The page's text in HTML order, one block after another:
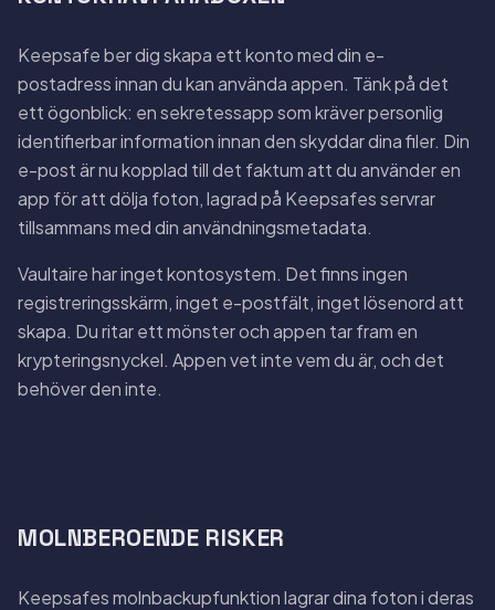
Keepsafe ber dig skapa ett konto med din e-
postadress innan du kan använda appen. Tänk på det
ett ögonblick: en sekretessapp som kräver personlig
identifierbar information innan den skyddar dina filer. Din
e-post är nu kopplad till det faktum att du använder en
app för att dölja foton, lagrad på Keepsafes servrar
tillsammans med din användningsmetadata.
Vaultaire har inget kontosystem. Det finns ingen
registreringsskärm, inget e-postfält, inget lösenord att
skapa. Du ritar ett mönster och appen tar fram en
krypteringsnyckel. Appen vet inte vem du är, och det
behöver den inte.
MOLNBEROENDE RISKER
Keepsafes molnbackupfunktion lagrar dina foton i deras